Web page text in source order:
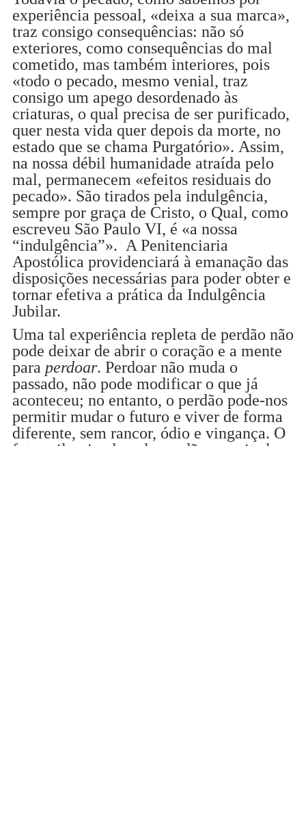
experiência pessoal, «deixa a sua marca»,
traz consigo consequências: não só
exteriores, como consequências do mal
cometido, mas também interiores, pois
«todo o pecado, mesmo venial, traz
consigo um apego desordenado às
criaturas, o qual precisa de ser purificado,
quer nesta vida quer depois da morte, no
estado que se chama Purgatório». Assim,
na nossa débil humanidade atraída pelo
mal, permanecem «efeitos residuais do
pecado». São tirados pela indulgência,
sempre por graça de Cristo, o Qual, como
escreveu São Paulo VI, é «a nossa
“indulgência”». A Penitenciaria
Apostólica providenciará à emanação das
disposições necessárias para poder obter e
tornar efetiva a prática da Indulgência
Jubilar.
Uma tal experiência repleta de perdão não
pode deixar de abrir o coração e a mente
para perdoar. Perdoar não muda o
passado, não pode modificar o que já
aconteceu; no entanto, o perdão pode-nos
permitir mudar o futuro e viver de forma
diferente, sem rancor, ódio e vingança. O
futuro iluminado pelo perdão permite ler